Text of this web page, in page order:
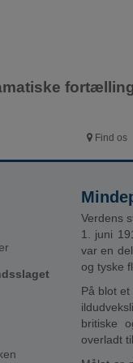
Find os
Verdens
1. juni
var en
og tyske
På blot
britiske
overladt